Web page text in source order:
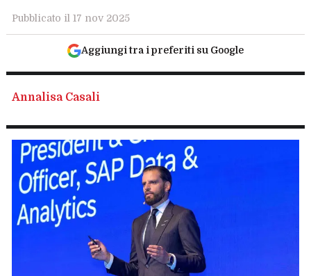
Pubblicato il 17 nov 2025
Aggiungi tra i preferiti su Google
Annalisa Casali